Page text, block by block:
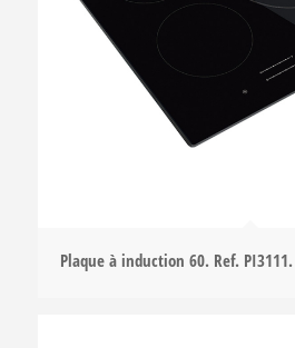
Plaque à induction 60. Ref.